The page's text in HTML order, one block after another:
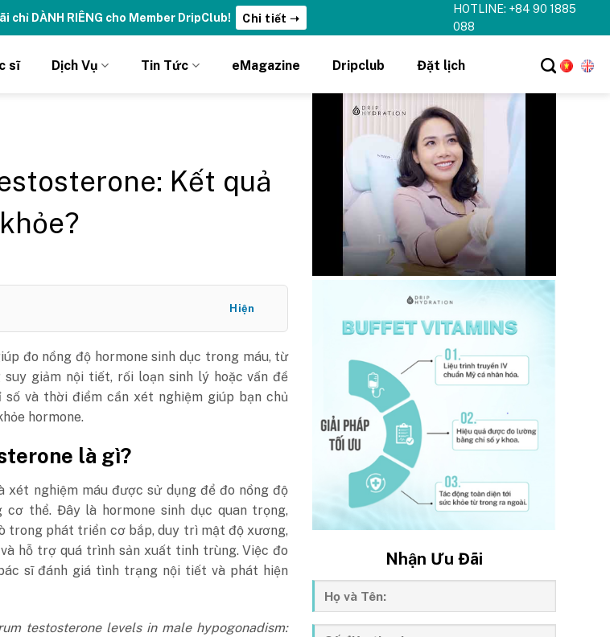
chỉ DÀNH RIÊNG cho Member DripClub! Chi tiết ➝
HOTLINE: +84 90 1885
088
sĩ Dịch Vụ Tin Tức eMagazine Dripclub Đặt lịch
Kết quả
Hiện
đo nồng độ hormone sinh dục trong máu, từ
giảm nội tiết, rối loạn sinh lý hoặc vấn đề
số và thời điểm cần xét nghiệm giúp bạn chủ
hormone.
là gì?
xét nghiệm máu được sử dụng để đo nồng độ
cơ thể. Đây là hormone sinh dục quan trọng,
trong phát triển cơ bắp, duy trì mật độ xương,
hỗ trợ quá trình sản xuất tinh trùng. Việc đo
sĩ đánh giá tình trạng nội tiết và phát hiện
testosterone levels in male hypogonadism:
Nhận Ưu Đãi